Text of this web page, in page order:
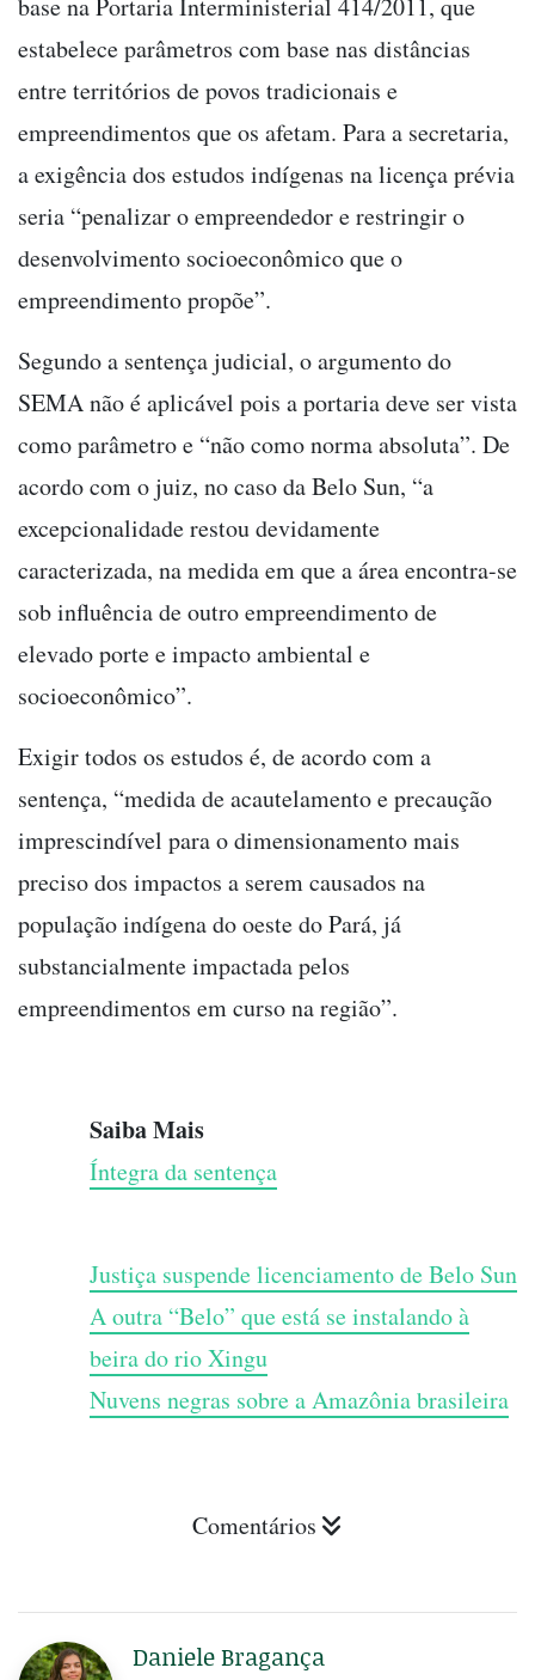
base na Portaria Interministerial 414/2011, que
estabelece parâmetros com base nas distâncias
entre territórios de povos tradicionais e
empreendimentos que os afetam. Para a secretaria,
a exigência dos estudos indígenas na licença prévia
seria “penalizar o empreendedor e restringir o
desenvolvimento socioeconômico que o
empreendimento propõe”.
Segundo a sentença judicial, o argumento do
SEMA não é aplicável pois a portaria deve ser vista
como parâmetro e “não como norma absoluta”. De
acordo com o juiz, no caso da Belo Sun, “a
excepcionalidade restou devidamente
caracterizada, na medida em que a área encontra-se
sob influência de outro empreendimento de
elevado porte e impacto ambiental e
socioeconômico”.
Exigir todos os estudos é, de acordo com a
sentença, “medida de acautelamento e precaução
imprescindível para o dimensionamento mais
preciso dos impactos a serem causados na
população indígena do oeste do Pará, já
substancialmente impactada pelos
empreendimentos em curso na região”.
Saiba Mais
Íntegra da sentença
Justiça suspende licenciamento de Belo Sun
A outra “Belo” que está se instalando à
beira do rio Xingu
Nuvens negras sobre a Amazônia brasileira
Comentários
Daniele Bragança